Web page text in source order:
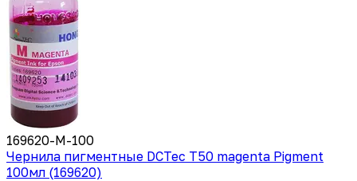
169620-M-100
Чернила пигментные DCTec T50 magenta Pigment
100мл (169620)